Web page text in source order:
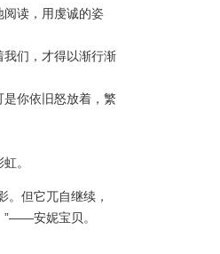
读，用虔诚的姿
们，才得以渐行渐
你依旧怒放着，繁
。
但它兀自继续，
”——安妮宝贝。